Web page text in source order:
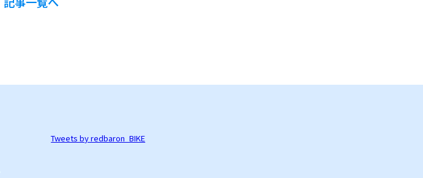
Tweets by redbaron_BIKE